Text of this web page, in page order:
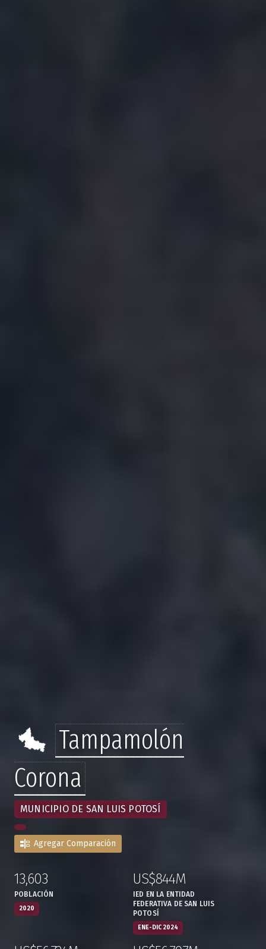
Tampamolón
Corona
MUNICIPIO DE SAN LUIS POTOSÍ
Agregar Comparación
2020
:13,603
POBLACIÓN
ENE-DIC 2024
:US$844M
IED EN LA ENTIDAD
FEDERATIVA DE SAN LUIS
POTOSÍ